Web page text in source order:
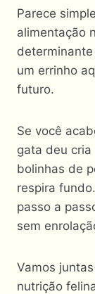
Parece
alimentação
um errinho
futuro.
Se você
gata deu
bolinhas de
respira
passo a
sem
Vamos
nutrição